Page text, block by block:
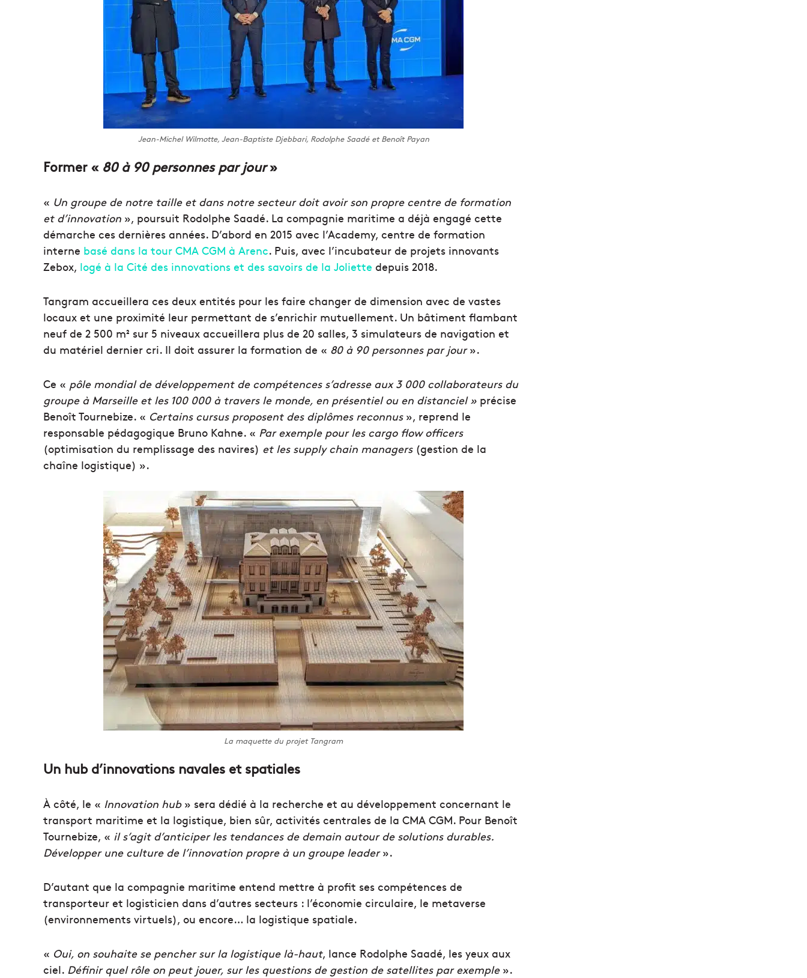
Jean-Michel Wilmotte, Jean-Baptiste Djebbari, Rodolphe Saadé et Benoît Payan
Former « 80 à 90 personnes par jour»
« Un groupe de notre taille et dans notre secteur doit avoir son propre centre de formation
et d’innovation », poursuit Rodolphe Saadé. La compagnie maritime a déjà engagé cette
démarche ces dernières années. D’abord en 2015 avec l’Academy, centre de formation
interne basé dans la tour CMA CGM à Arenc. Puis, avec l’incubateur de projets innovants
Zebox, logé à la Cité des innovations et des savoirs de la Joliette depuis 2018.
Tangram accueillera ces deux entités pour les faire changer de dimension avec de vastes
locaux et une proximité leur permettant de s’enrichir mutuellement. Un bâtiment flambant
neuf de 2 500 m² sur 5 niveaux accueillera plus de 20 salles, 3 simulateurs de navigation et
du matériel dernier cri. Il doit assurer la formation de « 80 à 90 personnes par jour».
Ce « pôle mondial de développement de compétences s’adresse aux 3 000 collaborateurs du
groupe à Marseille et les 100 000 à travers le monde, en présentiel ou en distanciel » précise
Benoît Tournebize. « Certains cursus proposent des diplômes reconnus », reprend le
responsable pédagogique Bruno Kahne. « Par exemple pour les cargo flow officers
(optimisation du remplissage des navires) et les supply chain managers(gestion de la
chaîne logistique) ».
La maquette du projet Tangram
Un hub d’innovations navales et spatiales
À côté, le « Innovation hub» sera dédié à la recherche et au développement concernant le
transport maritime et la logistique, bien sûr, activités centrales de la CMA CGM. Pour Benoît
Tournebize, « il s’agit d’anticiper les tendances de demain autour de solutions durables.
Développer une culture de l’innovation propre à un groupe leader».
D’autant que la compagnie maritime entend mettre à profit ses compétences de
transporteur et logisticien dans d’autres secteurs : l’économie circulaire, le metaverse
(environnements virtuels), ou encore… la logistique spatiale.
« Oui, on souhaite se pencher sur la logistique là-haut, lance Rodolphe Saadé, les yeux aux
ciel. Définir quel rôle on peut jouer, sur les questions de gestion de satellites par exemple».